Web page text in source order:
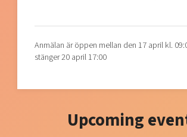
Anmälan är öppen mellan den 17 april kl.
stänger 20 april 17:00
Upcoming